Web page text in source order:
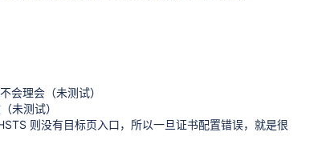
会理会（未测试）
未测试）
则没有目标页入口，所以一旦证书配置错误，就是很